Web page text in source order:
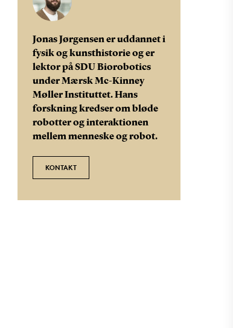
Jonas Jørgensen er uddannet i
fysik og kunsthistorie og er
lektor på SDU Biorobotics
under Mærsk Mc-Kinney
Møller Instituttet. Hans
forskning kredser om bløde
robotter og interaktionen
mellem menneske og robot.
KONTAKT